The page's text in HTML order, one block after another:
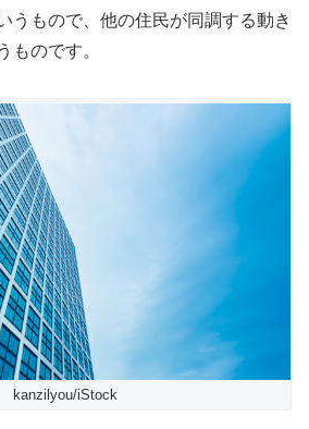
うもので、他の住民が同調する動き
ものです。
kanzilyou/iStock